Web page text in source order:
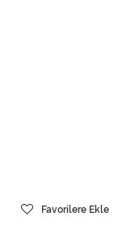
Favorilere Ekle